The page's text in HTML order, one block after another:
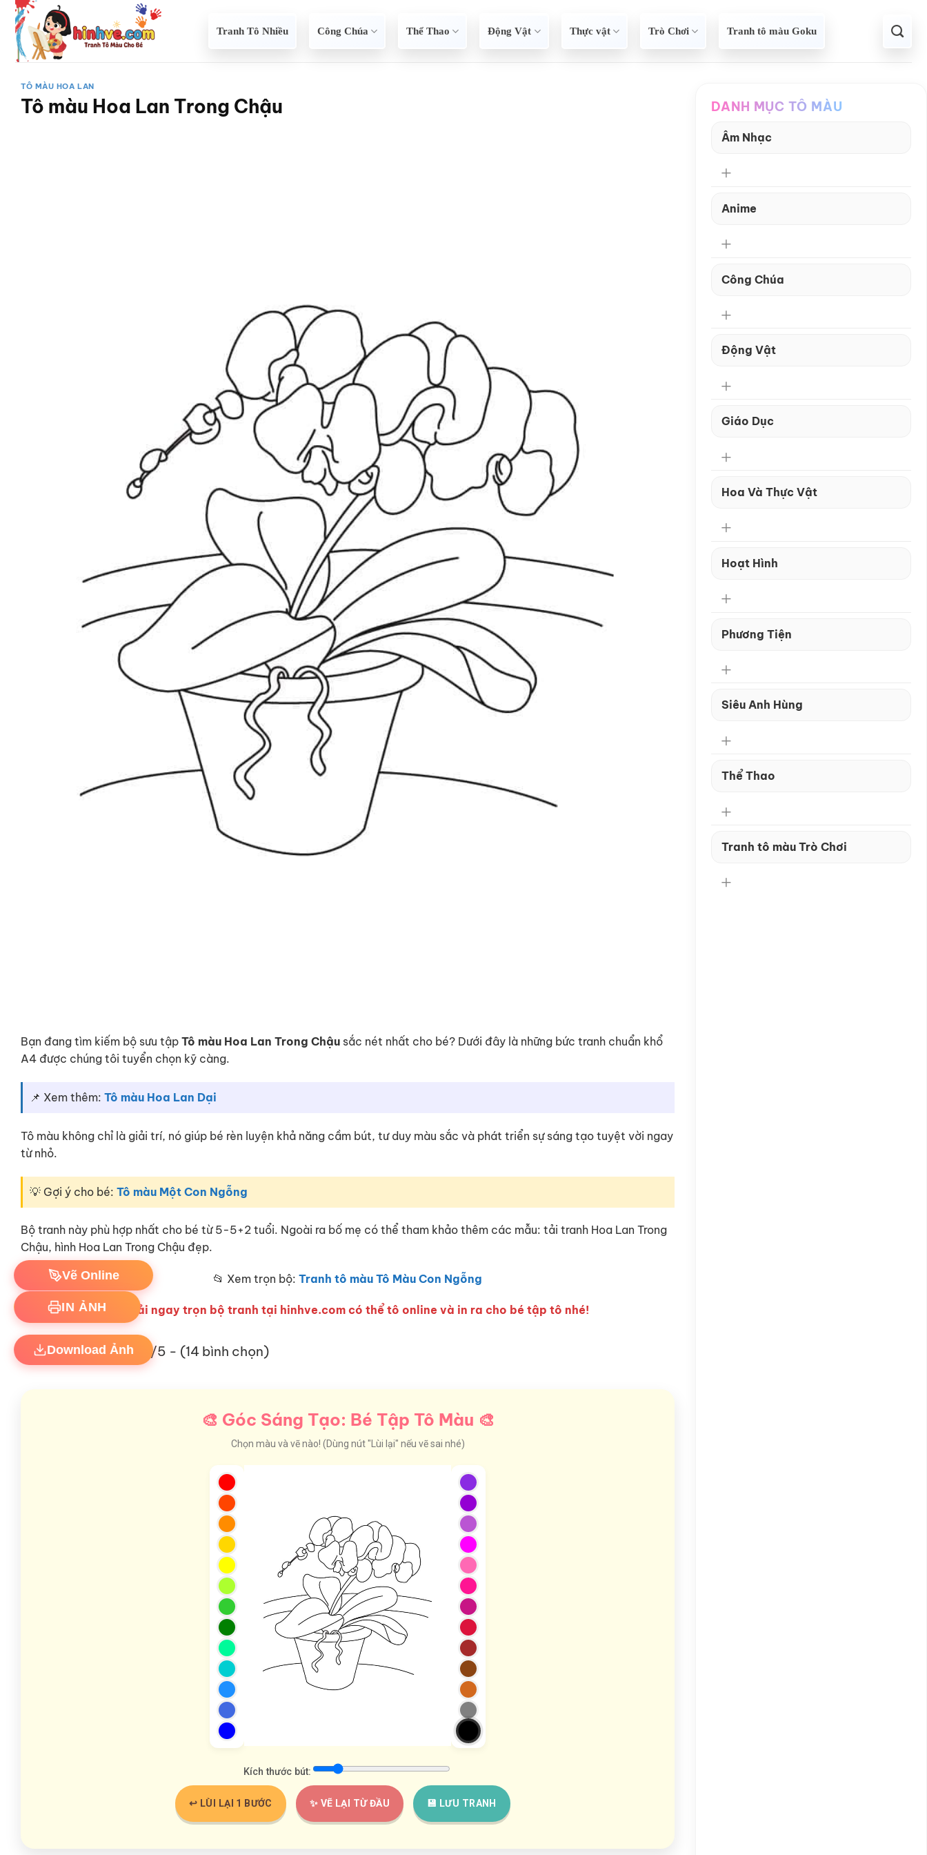
qua
dung
Tranh Tô Nhiều Công Chúa Thể Thao Động Vật Thực vật Trò Chơi Tranh tô màu Goku
TÔ MÀU HOA LAN
Tô màu Hoa Lan Trong Chậu
Bạn đang tìm kiếm bộ sưu tập Tô màu Hoa Lan Trong Chậu sắc nét nhất cho bé? Dưới đây là những bức tranh chuẩn khổ
A4 được chúng tôi tuyển chọn kỹ càng.
📌 Xem thêm: Tô màu Hoa Lan Dại
Tô màu không chỉ là giải trí, nó giúp bé rèn luyện khả năng cầm bút, tư duy màu sắc và phát triển sự sáng tạo tuyệt vời ngay
từ nhỏ.
💡 Gợi ý cho bé: Tô màu Một Con Ngỗng
Bộ tranh này phù hợp nhất cho bé từ 5-5+2 tuổi. Ngoài ra bố mẹ có thể tham khảo thêm các mẫu: tải tranh Hoa Lan Trong
Chậu, hình Hoa Lan Trong Chậu đẹp.
📂 Xem trọn bộ: Tranh tô màu Tô Màu Con Ngỗng
Hãy tải ngay trọn bộ tranh tại hinhve.com có thể tô online và in ra cho bé tập tô nhé!
4.9/5 - (14 bình chọn)
🎨 Góc Sáng Tạo: Bé Tập Tô Màu 🎨
Chọn màu và vẽ nào! (Dùng nút "Lùi lại" nếu vẽ sai nhé)
Kích thước bút:
↩️ LÙI LẠI 1 BƯỚC ✨ VẼ LẠI TỪ ĐẦU 💾 LƯU TRANH
DANH MỤC TÔ MÀU
Âm Nhạc
Anime
Công Chúa
Động Vật
Giáo Dục
Hoa Và Thực Vật
Hoạt Hình
Phương Tiện
Siêu Anh Hùng
Thể Thao
Tranh tô màu Trò Chơi
Vẽ Online
IN ẢNH
Download Ảnh